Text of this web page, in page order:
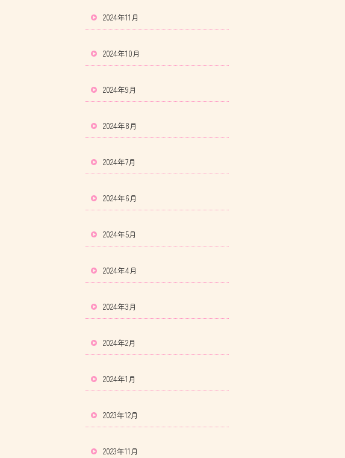
2024年11月
2024年10月
2024年9月
2024年8月
2024年7月
2024年6月
2024年5月
2024年4月
2024年3月
2024年2月
2024年1月
2023年12月
2023年11月